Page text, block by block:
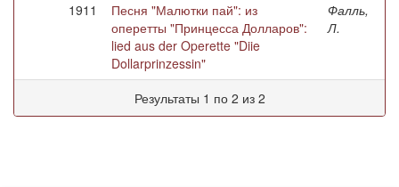
1911
Песня "Малютки пай": из
оперетты "Принцесса Долларов":
lied aus der Operette "Diie
Dollarprinzessin"
Фалль,
Л.
Результаты 1 по 2 из 2